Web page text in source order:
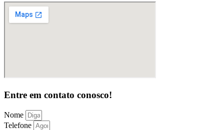
Entre em contato conosco!
Nome
Telefone